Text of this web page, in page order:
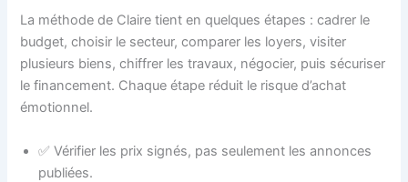
La méthode de Claire tient en quelques étapes : cadrer le
budget, choisir le secteur, comparer les loyers, visiter
plusieurs biens, chiffrer les travaux, négocier, puis sécuriser
le financement. Chaque étape réduit le risque d’achat
émotionnel.
✅ Vérifier les prix signés, pas seulement les annonces
publiées.